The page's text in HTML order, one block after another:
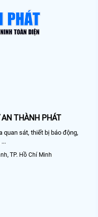
THÀNH PHÁT
quan sát, thiết bị báo động,
TP. Hồ Chí Minh